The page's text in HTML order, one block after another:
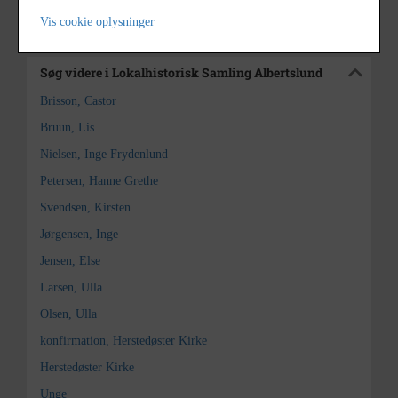
Kontakt arkivet
Søg videre i Lokalhistorisk Samling Albertslund
Brisson, Castor
Bruun, Lis
Nielsen, Inge Frydenlund
Petersen, Hanne Grethe
Svendsen, Kirsten
Jørgensen, Inge
Jensen, Else
Larsen, Ulla
Olsen, Ulla
konfirmation, Herstedøster Kirke
Herstedøster Kirke
Unge
Vis cookie oplysninger